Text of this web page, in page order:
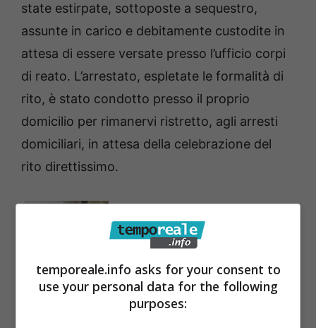
state estirpate, sottoposte a sequestro,
assunte in carico e debitamente custodite in
attesa di essere versate presso l’ufficio corpi
di reato. L’arrestato, espletate le formalità di
rito, è stato condotto presso il proprio
domicilio per rimanervi ristretto, agli arresti
domiciliari, in attesa della celebrazione del
rito direttissimo.
temporeale.info asks for your consent to
use your personal data for the following
purposes: